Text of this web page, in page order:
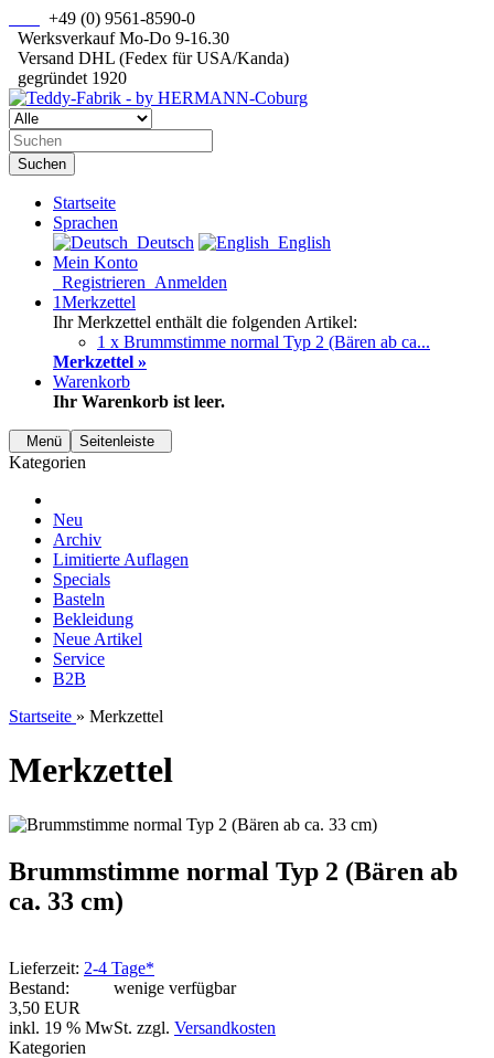
+49 (0) 9561-8590-0
Werksverkauf Mo-Do 9-16.30
Versand DHL (Fedex für USA/Kanda)
gegründet 1920
Suchen
Startseite
Sprachen
Deutsch
English
Mein Konto
Registrieren Anmelden
1Merkzettel
Ihr Merkzettel enthält die folgenden Artikel:
1 x Brummstimme normal Typ 2 (Bären ab ca...
Merkzettel »
Warenkorb
Ihr Warenkorb ist leer.
Menü Seitenleiste
Kategorien
Neu
Archiv
Limitierte Auflagen
Specials
Basteln
Bekleidung
Neue Artikel
Service
B2B
Startseite » Merkzettel
Merkzettel
Brummstimme normal Typ 2 (Bären ab
ca. 33 cm)
Lieferzeit: 2-4 Tage*
Bestand:
wenige verfügbar
3,50 EUR
inkl. 19 % MwSt. zzgl. Versandkosten
Kategorien